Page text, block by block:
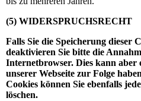
(5) WIDERSPRUCHSRECHT
Falls Sie die Speicherung dieser
deaktivieren Sie bitte die
Internetbrowser. Dies kann aber
unserer Webseite zur Folge
Cookies können Sie ebenfalls
löschen.